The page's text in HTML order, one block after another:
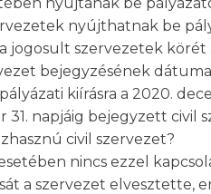
nyújthatnak be
jogosult szervezetek körét
bejegyzésének
kiírásra a 2020.
31. napjáig bejegyzett
civil szervezet?
nincs ezzel
a szervezet